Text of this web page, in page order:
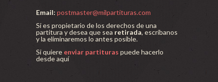
Email: postmaster@milpartituras.com
Si es propietario de los derechos de una
partitura y desea que sea retirada, escríbanos
y la eliminaremos lo antes posible.
Si quiere enviar partituras puede hacerlo
desde aquí